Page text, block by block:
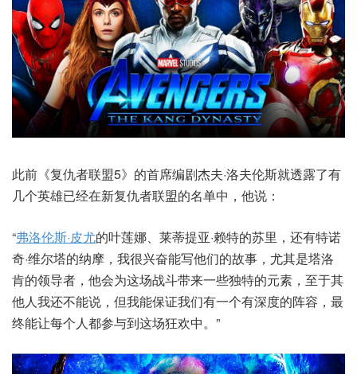
此前《复仇者联盟5》的首席编剧杰夫·洛夫伦斯就透露了有
几个英雄已经在新复仇者联盟的名单中，他说：
“弗洛伦斯·皮尤的叶莲娜、莱蒂提亚·赖特的苏里，还有特诺
奇·维尔塔的纳摩，我很兴奋能写他们的故事，尤其是塔洛
肯的领导者，他会为这场战斗带来一些独特的元素，至于其
他人我还不能说，但我能保证我们有一个有深度的阵容，最
终能让每个人都参与到这场狂欢中。”